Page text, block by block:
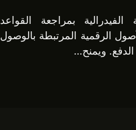
الفيدرالية بمراجعة القواعد
الرقمية المرتبطة بالوصول
ويمنح…